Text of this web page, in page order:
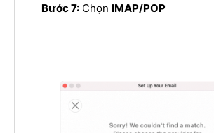
Bước 7:Chọn IMAP/POP